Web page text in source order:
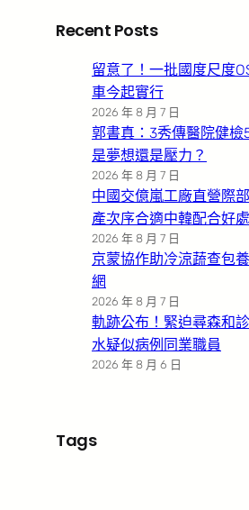
Recent Posts
留意了！一批國度尺度
車今起實行
2026 年 8 月 7 日
郭書真：3秀傳醫院健檢
是夢想還是壓力？
2026 年 8 月 7 日
中國交億嵐工廠直營際
產次序合適中韓配合好處
2026 年 8 月 7 日
京蒙協作助冷涼蔬查包
網
2026 年 8 月 7 日
軌跡公布！緊迫尋森和
水疑似病例同業職員
2026 年 8 月 6 日
Tags